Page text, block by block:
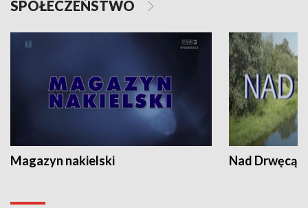
SPOŁECZEŃSTWO
Magazyn nakielski Nad Drwęcą